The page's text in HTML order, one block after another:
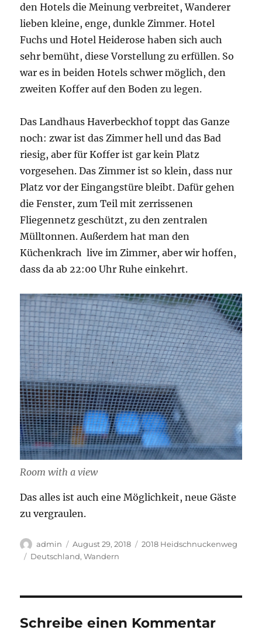
den Hotels die Meinung verbreitet, Wanderer
lieben kleine, enge, dunkle Zimmer. Hotel
Fuchs und Hotel Heiderose haben sich auch
sehr bemüht, diese Vorstellung zu erfüllen. So
war es in beiden Hotels schwer möglich, den
zweiten Koffer auf den Boden zu legen.
Das Landhaus Haverbeckhof toppt das Ganze
noch: zwar ist das Zimmer hell und das Bad
riesig, aber für Koffer ist gar kein Platz
vorgesehen. Das Zimmer ist so klein, dass nur
Platz vor der Eingangstüre bleibt. Dafür gehen
die Fenster, zum Teil mit zerrissenen
Fliegennetz geschützt, zu den zentralen
Mülltonnen. Außerdem hat man den
Küchenkrach live im Zimmer, aber wir hoffen,
dass da ab 22:00 Uhr Ruhe einkehrt.
Room with a view
Das alles ist auch eine Möglichkeit, neue Gäste
zu vergraulen.
Autor
admin
Veröffentlicht
am
August 29, 2018 Kategorien
2018 Heidschnuckenweg
Schlagwörter
Deutschland,Wandern
Schreibe einen Kommentar